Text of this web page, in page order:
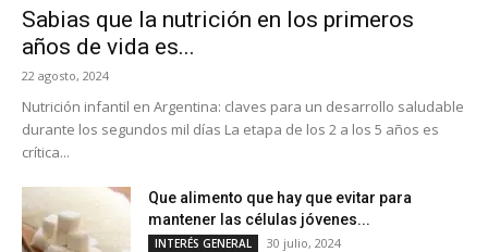
Sabias que la nutrición en los primeros
años de vida es...
22 agosto, 2024
Nutrición infantil en Argentina: claves para un desarrollo saludable
durante los segundos mil días La etapa de los 2 a los 5 años es
crítica...
Que alimento que hay que evitar para
mantener las células jóvenes...
INTERÉS GENERAL 30 julio, 2024